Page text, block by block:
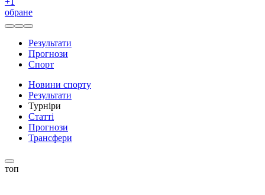
обране
Результати
Прогнози
Спорт
Новини спорту
Результати
Турніри
Статті
Прогнози
Трансфери
топ